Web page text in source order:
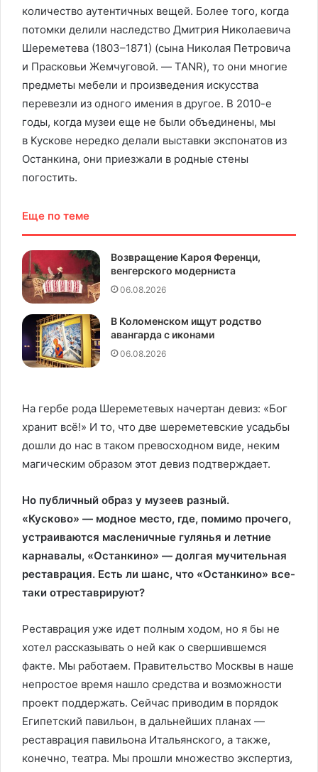
количество аутентичных вещей. Более того, когда
потомки делили наследство Дмитрия Николаевича
Шереметева (1803–1871) (сына Николая Петровича
и Прасковьи Жемчуговой. — TANR), то они многие
предметы мебели и произведения искусства
перевезли из одного имения в другое. В 2010-е
годы, когда музеи еще не были объединены, мы
в Кускове нередко делали выставки экспонатов из
Останкина, они приезжали в родные стены
погостить.
Еще по теме
Возвращение Кароя Ференци,
венгерского модерниста
06.08.2026
В Коломенском ищут родство
авангарда с иконами
06.08.2026
На гербе рода Шереметевых начертан девиз: «Бог
хранит всё!» И то, что две шереметевские усадьбы
дошли до нас в таком превосходном виде, неким
магическим образом этот девиз подтверждает.
Но публичный образ у музеев разный.
«Кусково» — модное место, где, помимо прочего,
устраиваются масленичные гулянья и летние
карнавалы, «Останкино» — долгая мучительная
реставрация. Есть ли шанс, что «Останкино» все-
таки отреставрируют?
Реставрация уже идет полным ходом, но я бы не
хотел рассказывать о ней как о свершившемся
факте. Мы работаем. Правительство Москвы в наше
непростое время нашло средства и возможности
проект поддержать. Сейчас приводим в порядок
Египетский павильон, в дальнейших планах —
реставрация павильона Итальянского, а также,
конечно, театра. Мы прошли множество экспертиз,